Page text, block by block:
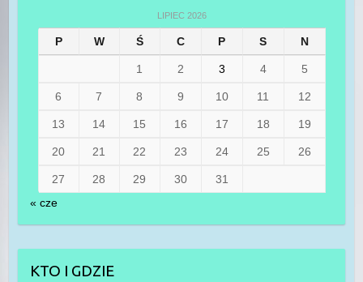
LIPIEC 2026
P W Ś C P S N
1 2 3 4 5
6 7 8 9 10 11 12
13 14 15 16 17 18 19
20 21 22 23 24 25 26
27 28 29 30
31
« cze
KTO I GDZIE